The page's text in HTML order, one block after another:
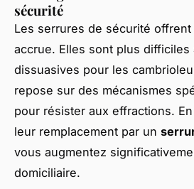
sécurité
Les serrures de sécurité
accrue. Elles sont plus
dissuasives pour les
repose sur des mécanismes
pour résister aux effractions.
leur remplacement par un
vous augmentez
domiciliaire.